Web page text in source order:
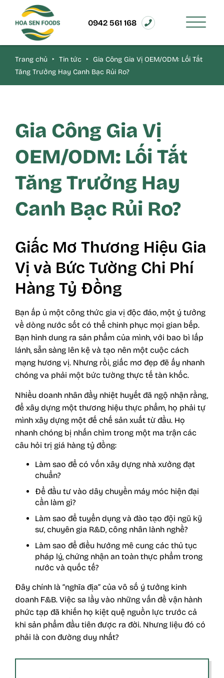
0942 561 168
Trang chủ ‣ Tin tức ‣ Gia Công Gia Vị OEM/ODM: Lối Tắt
Tăng Trưởng Hay Canh Bạc Rủi Ro?
Gia Công Gia Vị
OEM/ODM: Lối Tắt
Tăng Trưởng Hay
Canh Bạc Rủi Ro?
Giấc Mơ Thương Hiệu Gia
Vị và Bức Tường Chi Phí
Hàng Tỷ Đồng
Bạn ấp ủ một công thức gia vị độc đáo, một ý tưởng
về dòng nước sốt có thể chinh phục mọi gian bếp.
Bạn hình dung ra sản phẩm của mình, với bao bì lấp
lánh, sẵn sàng lên kệ và tạo nên một cuộc cách
mạng hương vị. Nhưng rồi, giấc mơ đẹp đẽ ấy nhanh
chóng va phải một bức tường thực tế tàn khốc.
Nhiều doanh nhân đầy nhiệt huyết đã ngộ nhận rằng,
để xây dựng một thương hiệu thực phẩm, họ phải tự
mình xây dựng một đế chế sản xuất từ đầu. Họ
nhanh chóng bị nhấn chìm trong một ma trận các
câu hỏi trị giá hàng tỷ đồng:
Làm sao để có vốn xây dựng nhà xưởng đạt
chuẩn?
Để đầu tư vào dây chuyền máy móc hiện đại
cần làm gì?
Làm sao để tuyển dụng và đào tạo đội ngũ kỹ
sư, chuyên gia R&D, công nhân lành nghề?
Làm sao để điều hướng mê cung các thủ tục
pháp lý, chứng nhận an toàn thực phẩm trong
nước và quốc tế?
Đây chính là “nghĩa địa” của vô số ý tưởng kinh
doanh F&B. Việc sa lầy vào những vấn đề vận hành
phức tạp đã khiến họ kiệt quệ nguồn lực trước cả
khi sản phẩm đầu tiên được ra đời. Nhưng liệu đó có
phải là con đường duy nhất?